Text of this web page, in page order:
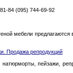
84 (095) 744-69-92
мебели
Продажа репродукций
пейзажи,